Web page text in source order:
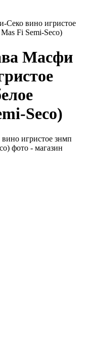
Секо вино игристое
Fi Semi-Seco)
Масфи
Seco)